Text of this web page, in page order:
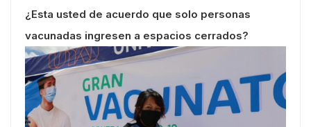
¿Esta usted de acuerdo que solo personas
vacunadas ingresen a espacios cerrados?